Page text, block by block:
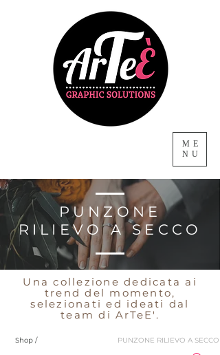
ME
NU
PUNZONE
RILIEVO A SECCO
Una collezione dedicata ai
trend del momento,
selezionati ed ideati dal
team di ArTeE'.
Shop / PUNZONE RILIEVO A SECCO